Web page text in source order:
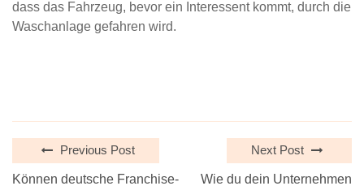
dass das Fahrzeug, bevor ein Interessent kommt, durch die
Waschanlage gefahren wird.
Previous Post
Können deutsche Franchise-
Next Post
Wie du dein Unternehmen